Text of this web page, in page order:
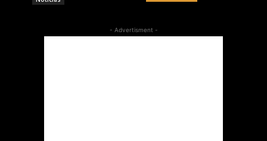
- Advertisment -